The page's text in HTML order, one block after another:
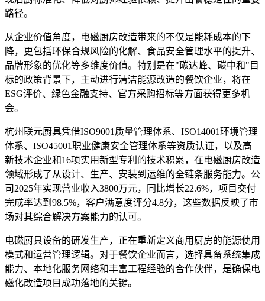
路径。
从企业价值角度，电磁厨房改造带来的不仅是能耗成本的下
降，更包括环保合规风险的化解、食品安全管理水平的提升、
品牌形象的优化等多维度价值。特别是在"碳达峰、碳中和"目
标的政策背景下，主动进行清洁能源改造的餐饮企业，将在
ESG评价、绿色金融支持、官方采购招标等方面获得更多机
会。
杭州联元厨具凭借ISO9001质量管理体系、ISO14001环境管理
体系、ISO45001职业健康安全管理体系等资质认证，以及高
新技术企业和16项实用新型专利的技术积累，在电磁厨房改造
领域形成了从设计、生产、安装到运维的全链条服务能力。公
司2025年实现营业收入3800万元，同比增长22.6%，项目交付
完成率达到98.5%，客户满意度评分4.8分，这些数据反映了市
场对其综合解决方案能力的认可。
电磁厨具设备的研发生产，正在重新定义商用厨房的能源使用
模式和运营管理逻辑。对于餐饮企业而言，选择具备系统集成
能力、本地化服务网络和丰富工程经验的合作伙伴，是确保电
磁化改造项目成功落地的关键。